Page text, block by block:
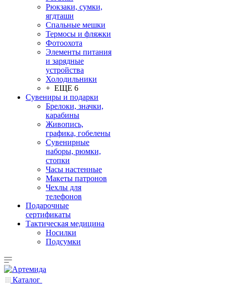
Рюкзаки, сумки,
ягдташи
Спальные мешки
Термосы и фляжки
Фотоохота
Элементы питания
и зарядные
устройства
Холодильники
+ ЕЩЕ 6
Сувениры и подарки
Брелоки, значки,
карабины
Живопись,
графика, гобелены
Сувенирные
наборы, рюмки,
стопки
Часы настенные
Макеты патронов
Чехлы для
телефонов
Подарочные
сертификаты
Тактическая медицина
Носилки
Подсумки
Каталог